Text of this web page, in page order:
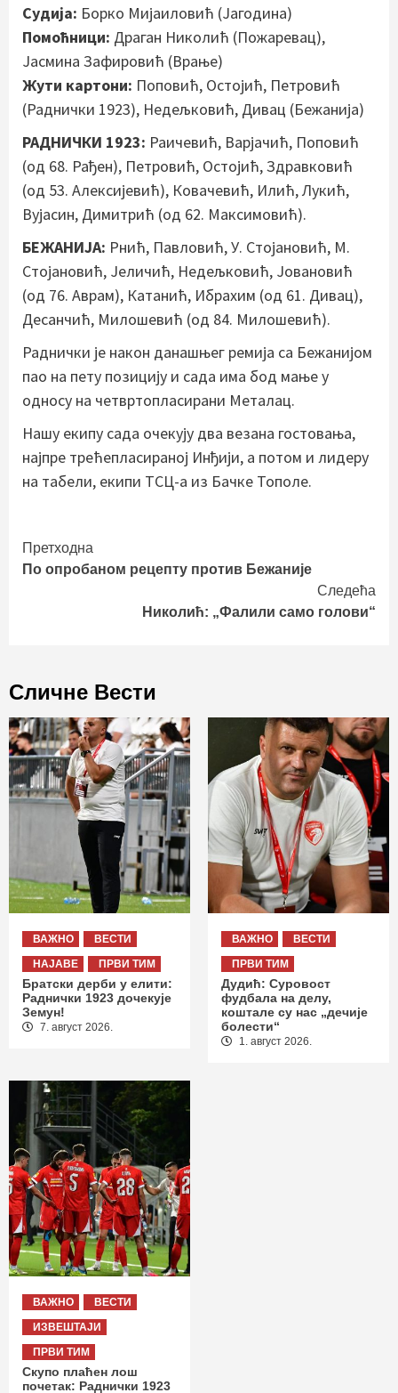
Судија: Борко Мијаиловић (Јагодина)
Помоћници: Драган Николић (Пожаревац),
Јасмина Зафировић (Врање)
Жути картони: Поповић, Остојић, Петровић
(Раднички 1923), Недељковић, Дивац (Бежанија)
РАДНИЧКИ 1923: Раичевић, Варјачић, Поповић
(од 68. Рађен), Петровић, Остојић, Здравковић
(од 53. Алексијевић), Ковачевић, Илић, Лукић,
Вујасин, Димитрић (од 62. Максимовић).
БЕЖАНИЈА: Рнић, Павловић, У. Стојановић, М.
Стојановић, Јеличић, Недељковић, Јовановић
(од 76. Аврам), Катанић, Ибрахим (од 61. Дивац),
Десанчић, Милошевић (од 84. Милошевић).
Раднички је након данашњег ремија са Бежанијом
пао на пету позицију и сада има бод мање у
односу на четвртопласирани Металац.
Нашу екипу сада очекују два везана гостовања,
најпре трећепласираној Инђији, а потом и лидеру
на табели, екипи ТСЦ-а из Бачке Тополе.
Continue
Reading
Претходна
По опробаном рецепту против Бежаније
Следећа
Николић: „Фалили само голови“
Сличне Вести
ВАЖНО
ВЕСТИ
НАЈАВЕ
ПРВИ ТИМ
Братски дерби у елити:
Раднички 1923 дочекује
Земун!
7. август 2026.
ВАЖНО
ВЕСТИ
ПРВИ ТИМ
Дудић: Суровост
фудбала на делу,
коштале су нас „дечије
болести“
1. август 2026.
ВАЖНО
ВЕСТИ
ИЗВЕШТАЈИ
ПРВИ ТИМ
Скупо плаћен лош
почетак: Раднички 1923